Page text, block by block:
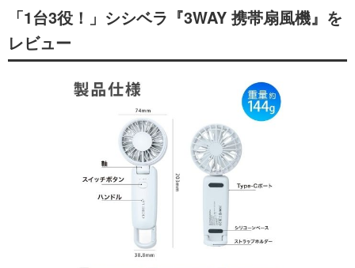
「1台3役！」シシベラ『3WAY 携帯扇風機』を
レビュー